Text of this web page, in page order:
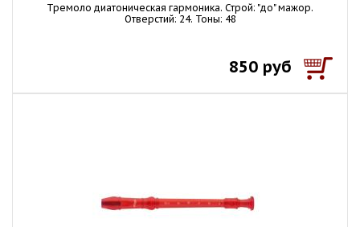
Тремоло диатоническая гармоника. Строй: "до" мажор.
Отверстий: 24. Тоны: 48
850 руб